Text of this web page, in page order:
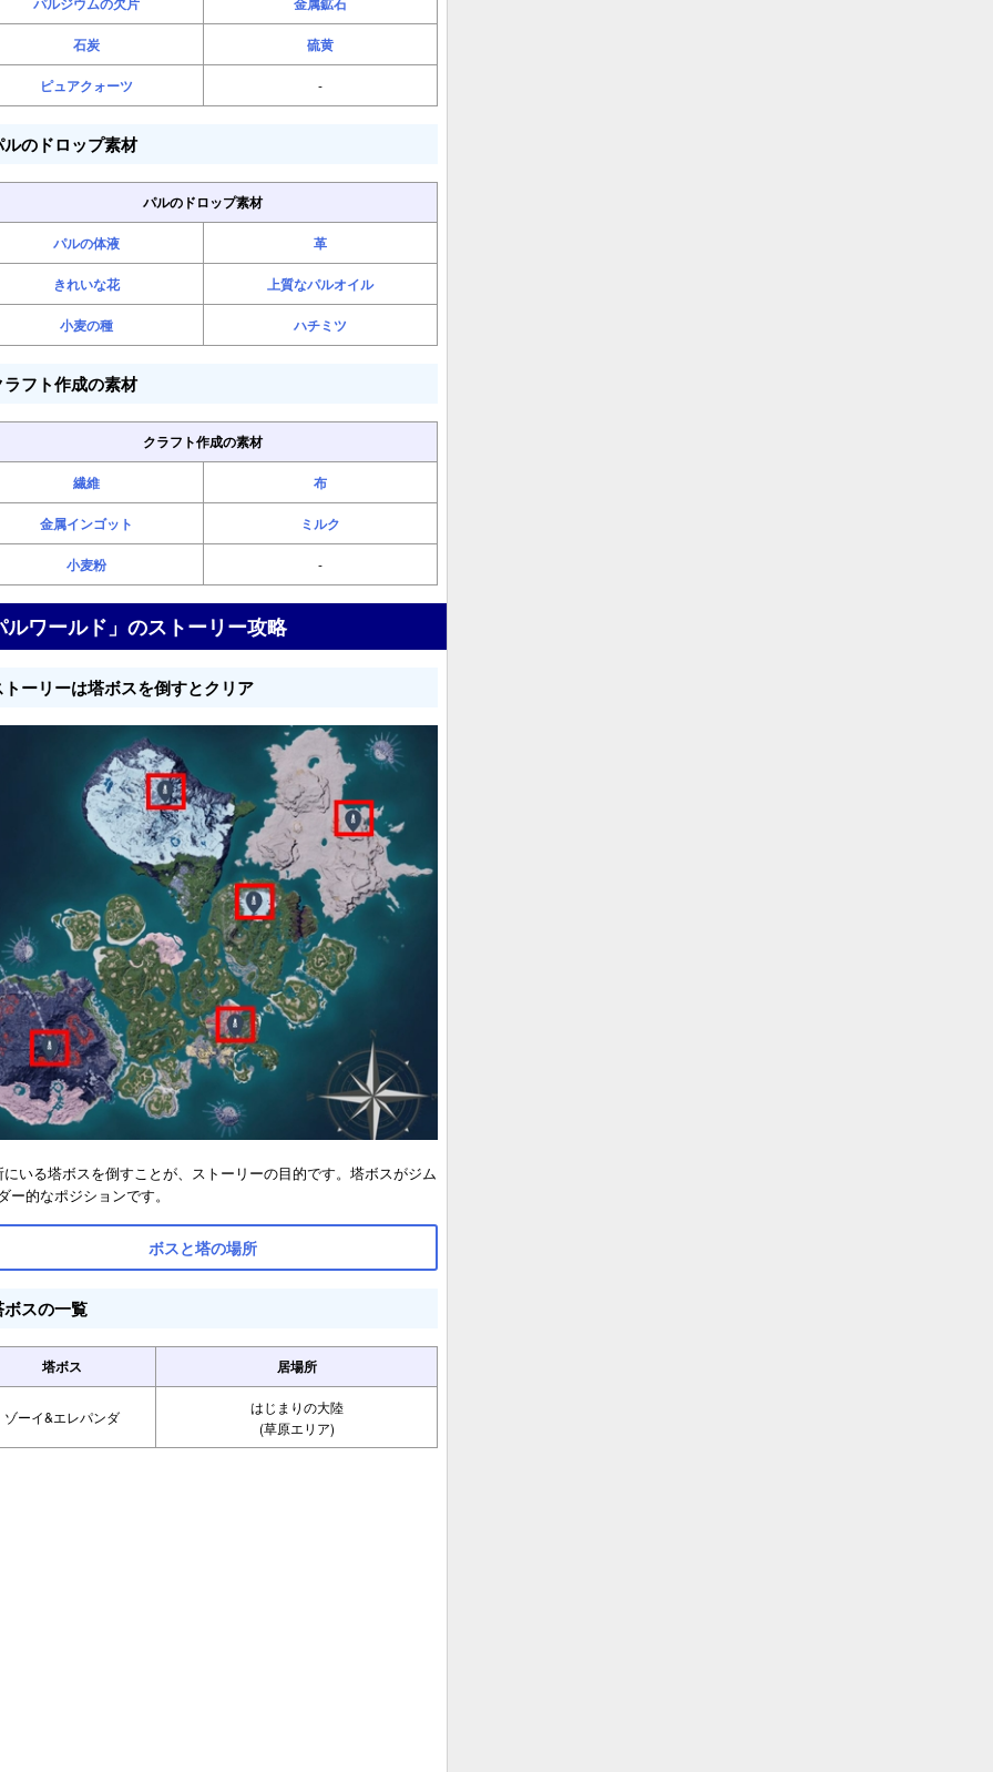
石炭 硫黄
ピュアクォーツ -
ルのドロップ素材
パルのドロップ素材
パルの体液 革
きれいな花 上質なパルオイル
小麦の種 ハチミツ
ラフト作成の素材
クラフト作成の素材
繊維 布
金属インゴット ミルク
小麦粉 -
ルワールド」のストーリー攻略
トーリーは塔ボスを倒すとクリア
にいる塔ボスを倒すことが、ストーリーの目的です。塔ボスがジム
ー的なポジションです。
ボスと塔の場所
ボスの一覧
塔ボス 居場所
ゾーイ&エレパンダ
はじまりの大陸
(草原エリア)